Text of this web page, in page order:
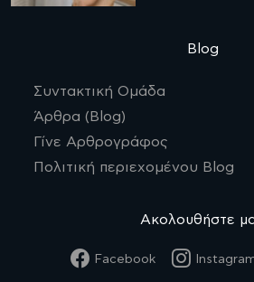
Blog
Συντακτική Ομάδα
Άρθρα (Blog)
Γίνε Αρθρογράφος
Πολιτική περιεχομένου Blog
Ακολουθήστε
Facebook